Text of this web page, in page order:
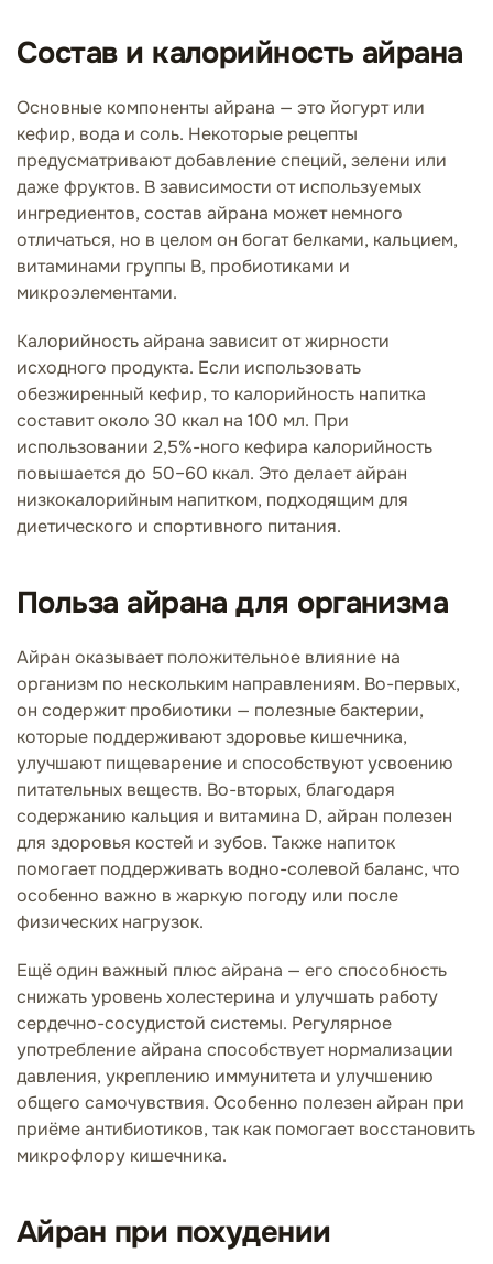
Состав и калорийность айрана
Основные компоненты айрана — это йогурт или
кефир, вода и соль. Некоторые рецепты
предусматривают добавление специй, зелени или
даже фруктов. В зависимости от используемых
ингредиентов, состав айрана может немного
отличаться, но в целом он богат белками, кальцием,
витаминами группы B, пробиотиками и
микроэлементами.
Калорийность айрана зависит от жирности
исходного продукта. Если использовать
обезжиренный кефир, то калорийность напитка
составит около 30 ккал на 100 мл. При
использовании 2,5%-ного кефира калорийность
повышается до 50–60 ккал. Это делает айран
низкокалорийным напитком, подходящим для
диетического и спортивного питания.
Польза айрана для организма
Айран оказывает положительное влияние на
организм по нескольким направлениям. Во-первых,
он содержит пробиотики — полезные бактерии,
которые поддерживают здоровье кишечника,
улучшают пищеварение и способствуют усвоению
питательных веществ. Во-вторых, благодаря
содержанию кальция и витамина D, айран полезен
для здоровья костей и зубов. Также напиток
помогает поддерживать водно-солевой баланс, что
особенно важно в жаркую погоду или после
физических нагрузок.
Ещё один важный плюс айрана — его способность
снижать уровень холестерина и улучшать работу
сердечно-сосудистой системы. Регулярное
употребление айрана способствует нормализации
давления, укреплению иммунитета и улучшению
общего самочувствия. Особенно полезен айран при
приёме антибиотиков, так как помогает восстановить
микрофлору кишечника.
Айран при похудении